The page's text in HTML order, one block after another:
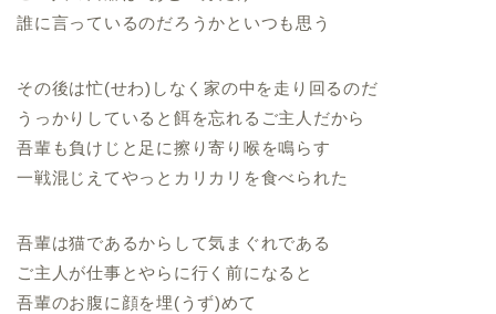
誰に言っているのだろうかといつも思う
その後は忙(せわ)しなく家の中を走り回るのだ
うっかりしていると餌を忘れるご主人だから
吾輩も負けじと足に擦り寄り喉を鳴らす
一戦混じえてやっとカリカリを食べられた
吾輩は猫であるからして気まぐれである
ご主人が仕事とやらに行く前になると
吾輩のお腹に顔を埋(うず)めて